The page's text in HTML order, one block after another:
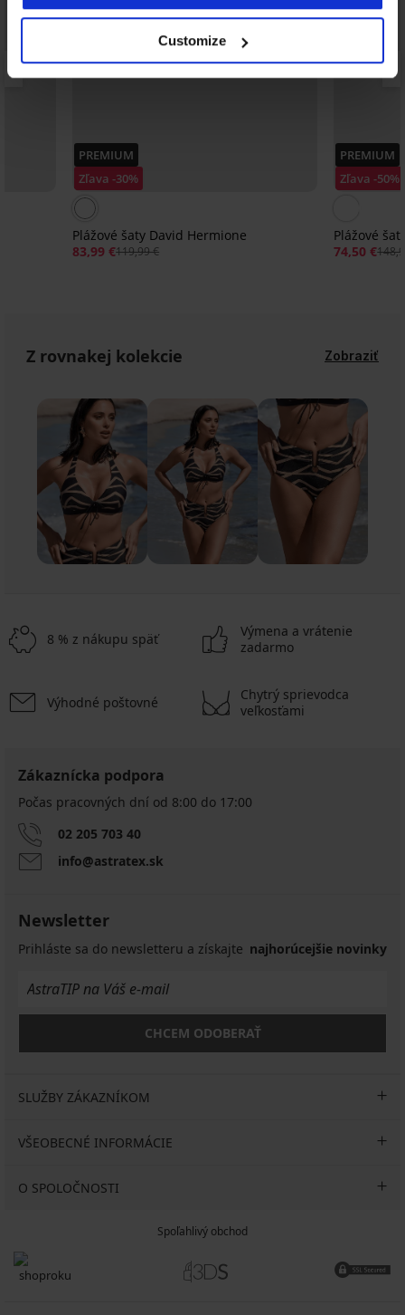
Customize
PREMIUM
Zľava -30%
Plážové šaty David Hermione
83,99 €119,99 €
PREMIUM
Zľava -50%
Plážové
74,50 €
Z rovnakej kolekcie Zobraziť
8 % z nákupu späť
Výmena a vrátenie
zadarmo
Výhodné poštovné
Chytrý sprievodca
veľkosťami
Zákaznícka podpora
Počas pracovných dní od 8:00 do 17:00
02 205 703 40
info@astratex.sk
Newsletter
Prihláste sa do newsletteru a získajte najhorúcejšie novinky
CHCEM ODOBERAŤ
SLUŽBY ZÁKAZNÍKOM
VŠEOBECNÉ INFORMÁCIE
O SPOLOČNOSTI
Spoľahlivý obchod